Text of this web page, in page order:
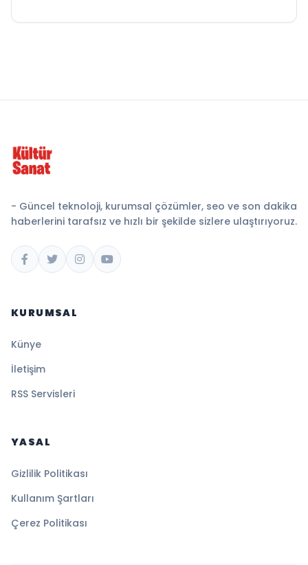
- Güncel teknoloji, kurumsal çözümler, seo ve son dakika
haberlerini tarafsız ve hızlı bir şekilde sizlere ulaştırıyoruz.
KURUMSAL
Künye
İletişim
RSS Servisleri
YASAL
Gizlilik Politikası
Kullanım Şartları
Çerez Politikası